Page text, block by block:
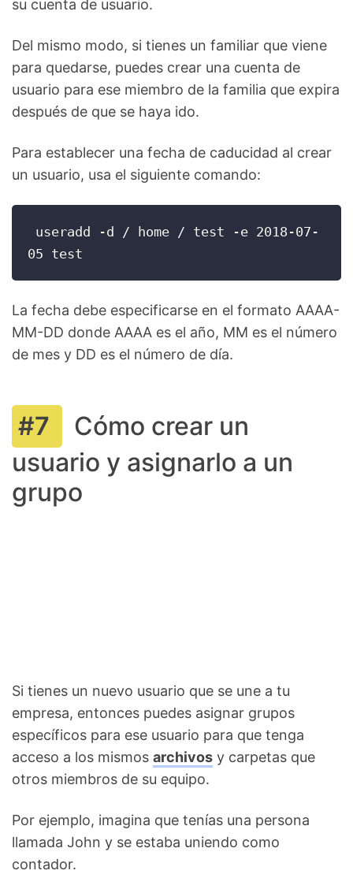
su cuenta de usuario.
Del mismo modo, si tienes un familiar que viene
para quedarse, puedes crear una cuenta de
usuario para ese miembro de la familia que expira
después de que se haya ido.
Para establecer una fecha de caducidad al crear
un usuario, usa el siguiente comando:
useradd -d / home / test -e 2018-07-
05 test
La fecha debe especificarse en el formato AAAA-
MM-DD donde AAAA es el año, MM es el número
de mes y DD es el número de día.
Cómo crear un
usuario y asignarlo a un
grupo
Si tienes un nuevo usuario que se une a tu
empresa, entonces puedes asignar grupos
específicos para ese usuario para que tenga
acceso a los mismos archivos y carpetas que
otros miembros de su equipo.
Por ejemplo, imagina que tenías una persona
llamada John y se estaba uniendo como
contador.